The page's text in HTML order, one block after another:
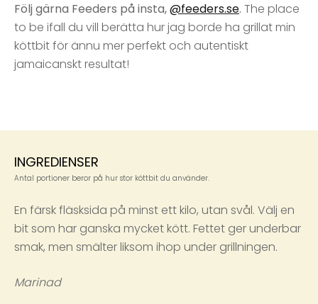
Följ gärna Feeders på insta,@feeders.se. The place
to be ifall du vill berätta hur jag borde ha grillat min
köttbit för ännu mer perfekt och autentiskt
jamaicanskt resultat!
INGREDIENSER
Antal portioner beror på hur stor köttbit du använder.
En färsk fläsksida på minst ett kilo, utan svål. Välj en
bit som har ganska mycket kött. Fettet ger underbar
smak, men smälter liksom ihop under grillningen.
Marinad